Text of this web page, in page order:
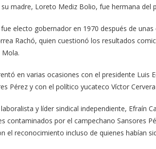
madre, Loreto Mediz Bolio, fue hermana del
electo gobernador en 1970 después de
Rachó, quien cuestionó los resultados
en varias ocasiones con el presidente Luis
Pérez y con el político yucateco Víctor
y líder sindical independiente, Efraín
contaminados por el campechano Sansores
el reconocimiento incluso de quienes habían